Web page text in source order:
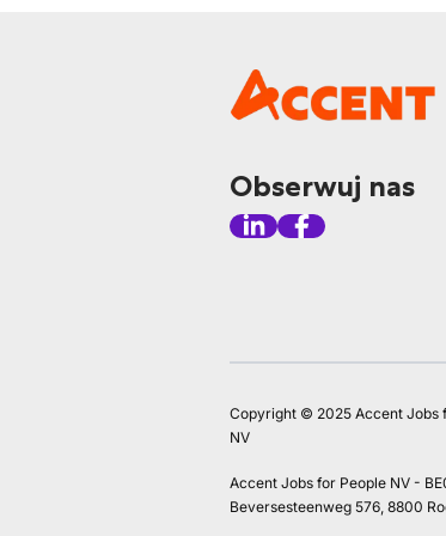
Obserwuj nas
Copyright © 2025 Accent Jobs
NV
Accent Jobs for People NV -
Beversesteenweg 576, 8800